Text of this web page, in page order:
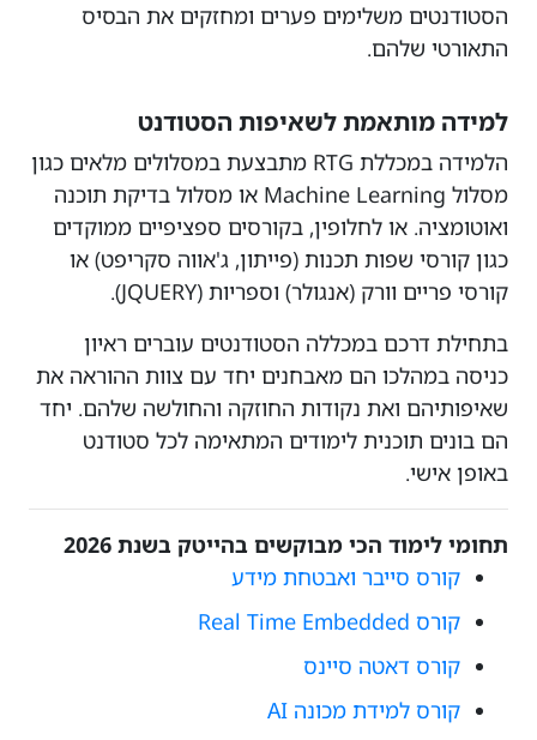
הסטודנטים משלימים פערים ומחזקים את הבסיס
התאורטי שלהם.
למידה מותאמת לשאיפות הסטודנט
הלמידה במכללת RTG מתבצעת במסלולים מלאים כגון
מסלול Machine Learning או מסלול בדיקת תוכנה
ואוטומציה. או לחלופין, בקורסים ספציפיים ממוקדים
כגון קורסי שפות תכנות (פייתון, ג'אווה סקריפט) או
קורסי פריים וורק (אנגולר) וספריות (JQUERY).
בתחילת דרכם במכללה הסטודנטים עוברים ראיון
כניסה במהלכו הם מאבחנים יחד עם צוות ההוראה את
שאיפותיהם ואת נקודות החוזקה והחולשה שלהם. יחד
הם בונים תוכנית לימודים המתאימה לכל סטודנט
באופן אישי.
תחומי לימוד הכי מבוקשים בהייטק בשנת 2026
קורס סייבר ואבטחת מידע
קורס Real Time Embedded
קורס דאטה סיינס
קורס למידת מכונה AI